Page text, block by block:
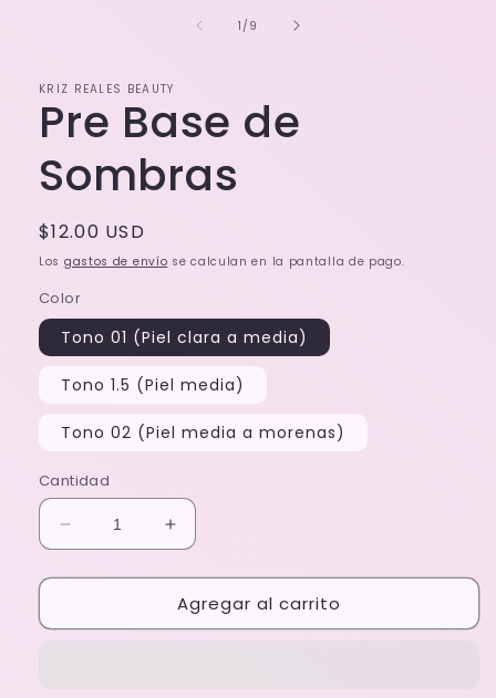
1 /de
9
KRIZ REALES BEAUTY
Pre Base de
Sombras
Precio
habitual
$12.00 USD
Los gastos de envío se calculan en la pantalla de pago.
Color
Tono 01 (Piel clara a media)
Tono 1.5 (Piel media)
Tono 02 (Piel media a morenas)
Cantidad
Reducir
cantidad
para
Base
Aumentar
cantidad
para
Pre
Base
Agregar al carrito